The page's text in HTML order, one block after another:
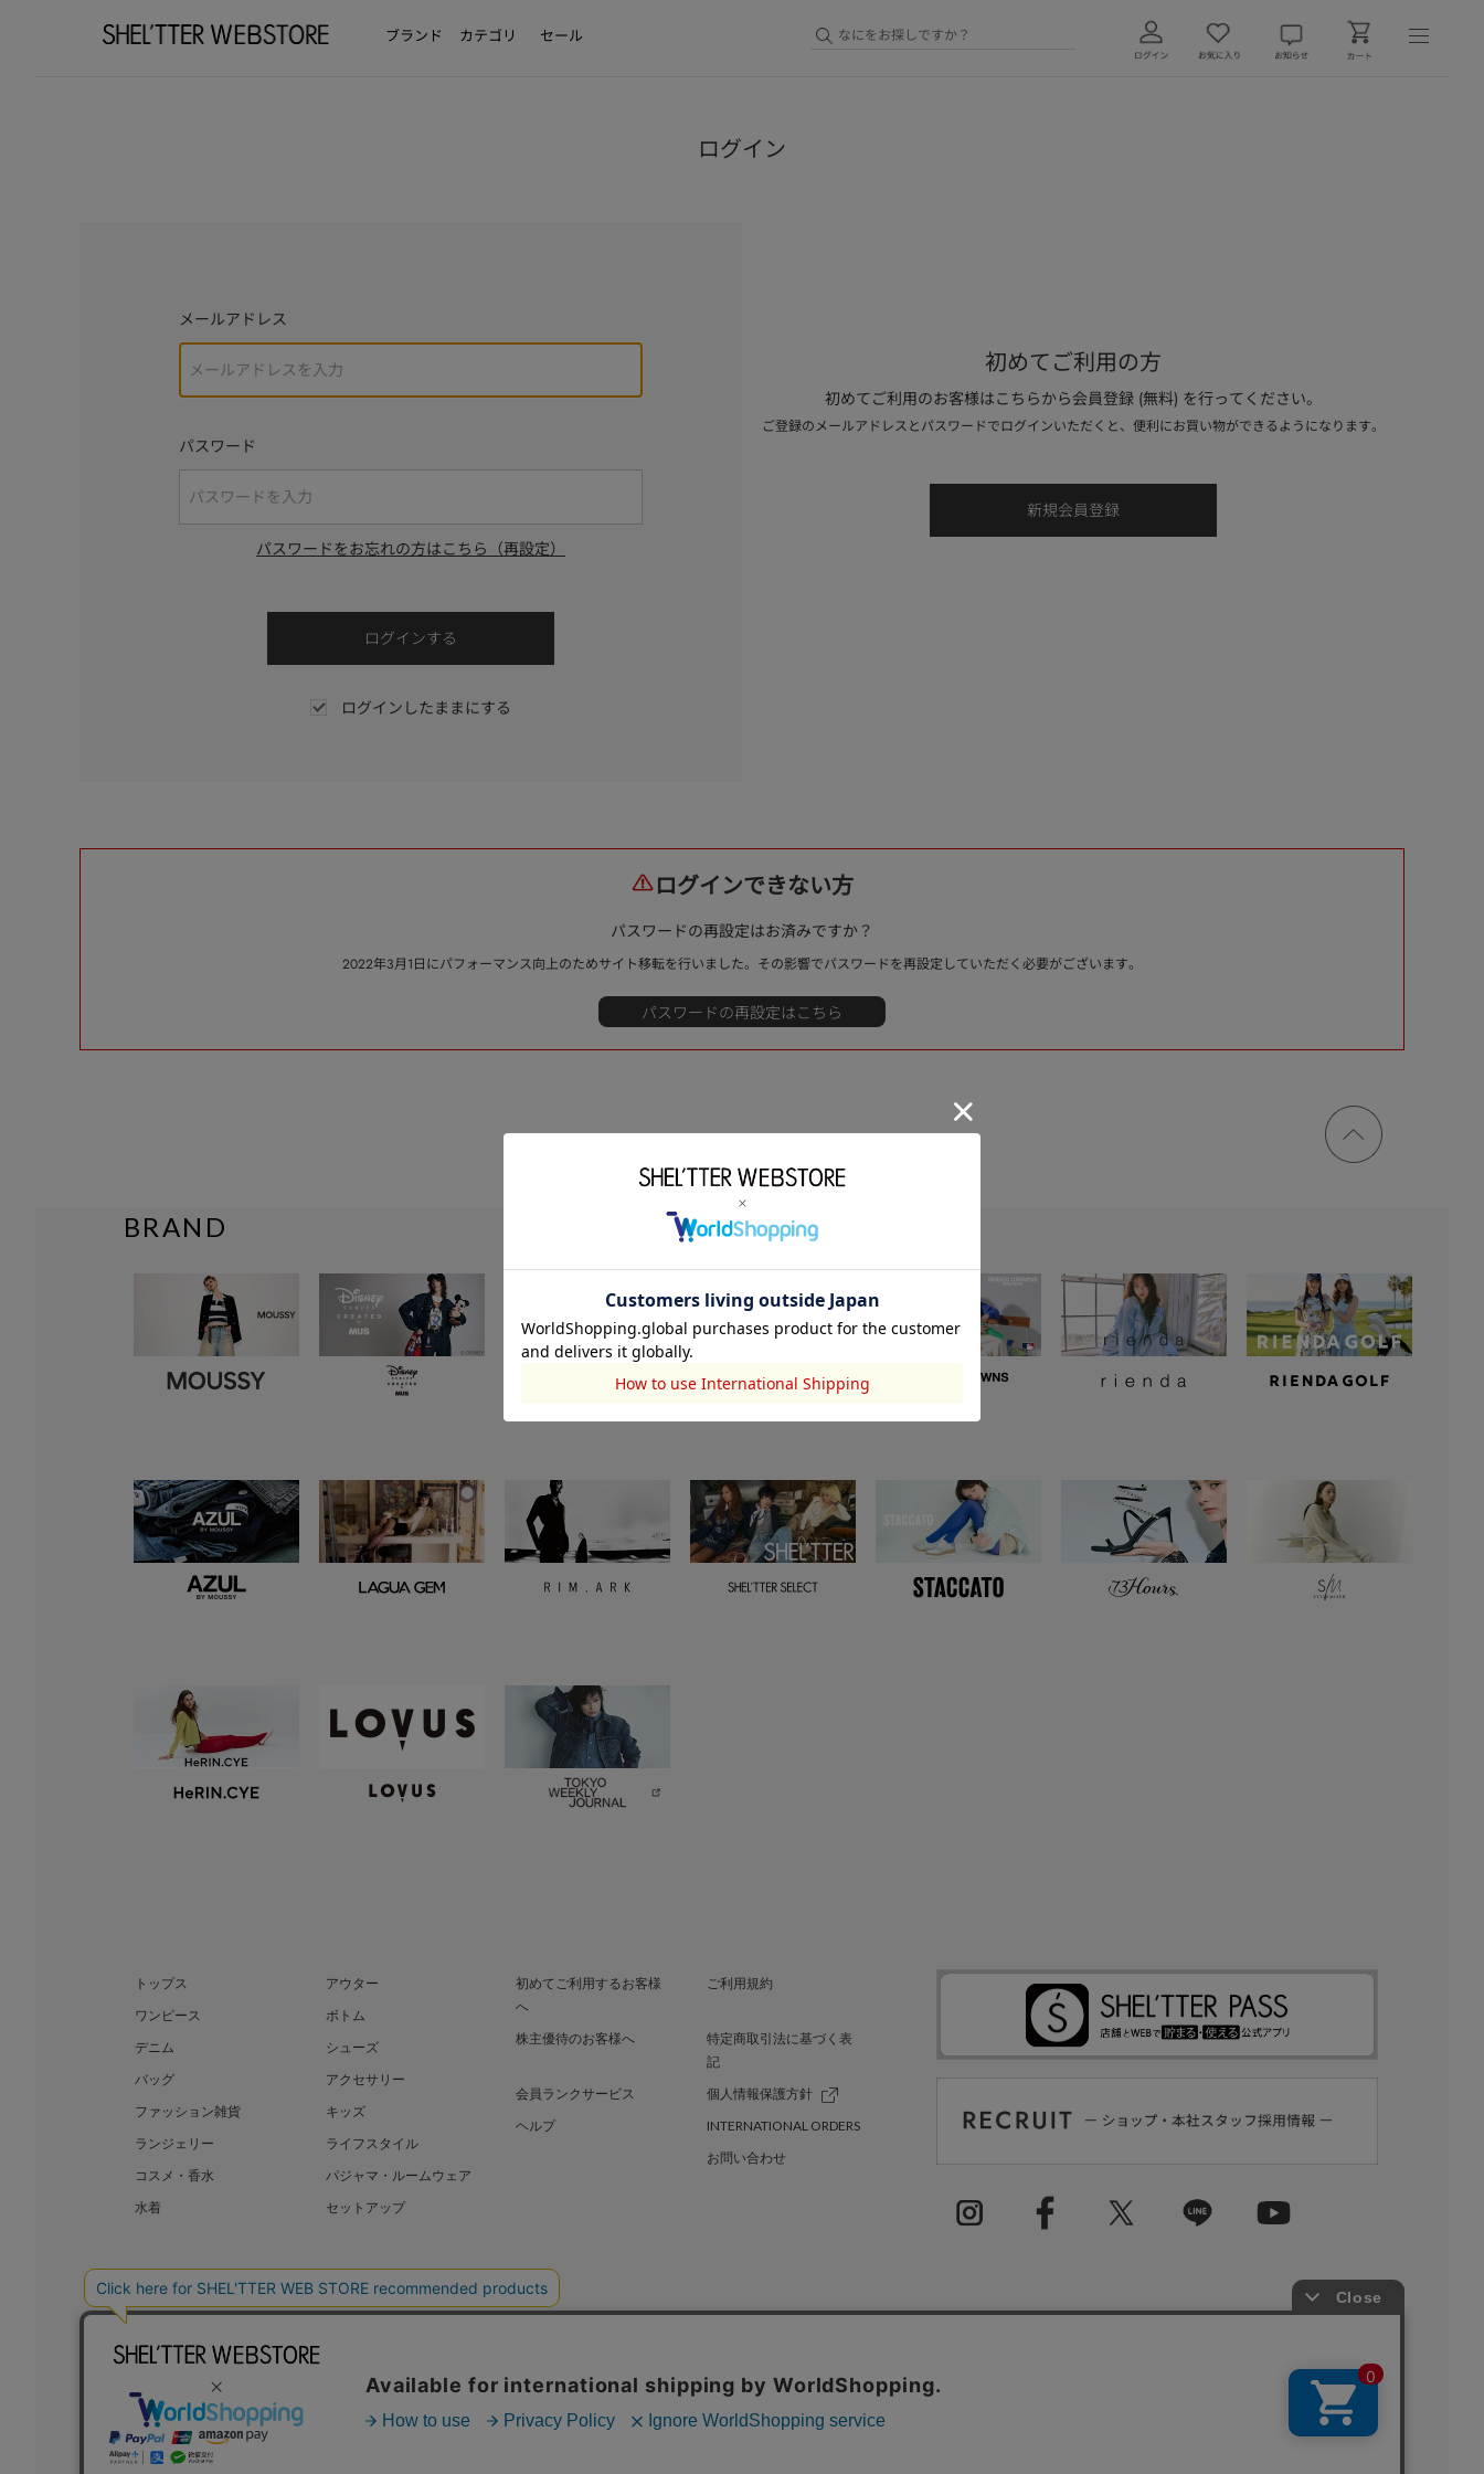
ブランド カテゴリ セール
ログイン
メールアドレス
パスワード
パスワードをお忘れの方はこちら（再設定）
ログインしたままにする
初めてご利用の方
初めてご利用のお客様はこちらから会員登録 (無料) を行ってください。
ご登録のメールアドレスとパスワードでログインいただくと、便利にお買い物ができるようになります。
ログインできない方
パスワードの再設定はお済みですか？
2022年3月1日にパフォーマンス向上のためサイト移転を行いました。その影響でパスワードを再設定していただく必要がございます。
ページ
トップ
BRAND
トップス
アウター
ワンピース
ボトム
デニム
シューズ
バッグ
アクセサリー
ファッション雑貨
キッズ
ランジェリー
ライフスタイル
コスメ・香水
パジャマ・ルームウェア
水着
セットアップ
初めてご利用するお客様
へ
ご利用規約
株主優待のお客様へ
特定商取引法に基づく表
記
会員ランクサービス
個人情報保護方針
ヘルプ
INTERNATIONAL ORDERS
お問い合わせ
BAROQUE JAPAN LIMITED SHEL’TTER GREEN 採用情報
COPYRIGHT © BAROQUE JAPAN LIMITED ALL RIGHTS RESERVED.